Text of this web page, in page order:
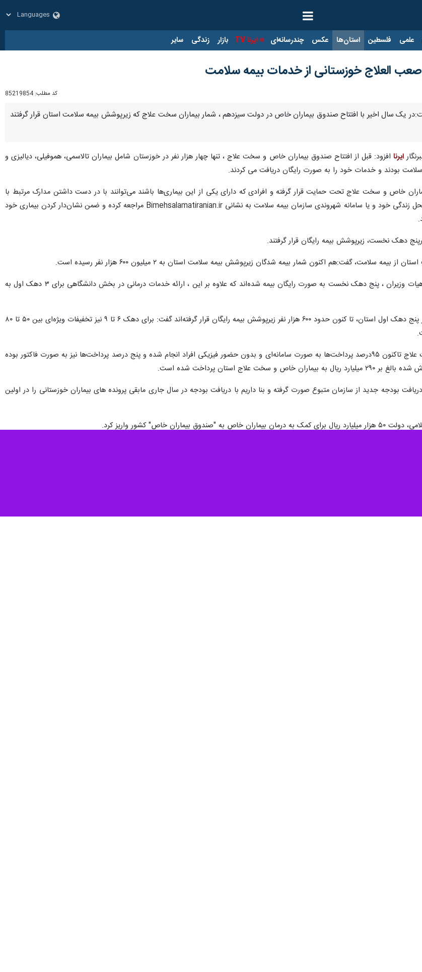
علمی فلسطین استان‌ها عکس چندرسانه‌ای ایرنا TV بازار زندگی سایر
کد مطلب: 85219854
یک سال اخیر با افتتاح صندوق بیماران خاص در دولت سیزدهم ، شمار بیماران سخت علاج که زیرپوشش بیمه سلامت استان قرار گرفتند
ایرناافزود: قبل از افتتاح صندوق بیماران خاص و سخت علاج ، تنها چهار هزار نفر در خوزستان شامل بیماران تالاسمی، هموفیلی، دیالیزی و
بودند و خدمات خود را به صورت رایگان دریافت می کردند.
صندوق بیماران خاص و سخت علاج تحت حمایت قرار گرفته و افرادی که دارای یکی از این بیماری‌ها باشند می‌توانند با در دست داشتن مدارک مرتبط با
بیماری خود به تمامی اداره های بیمه سلامت در محل زندگی خود و یا سامانه شهروندی سازمان بیمه سلامت به نشانی Bimehsalamatiranian.ir مراجعه کرده و ضمن نشان‌دار کردن بیماری خود
سلامت، گفت:هم اکنون شمار بیمه شدگان زیرپوشش بیمه سلامت استان به ۲ میلیون ۶۰۰ هزار نفر رسیده است.
مدیرکل بیمه سلامت خوزستان افزود:طبق مصوبه هیات وزیران ، پنج دهک نخست به صورت رایگان بیمه شده‌اند که علاوه بر این ، ارائه خدمات درمانی در بخش دانشگاهی برای ۳ دهک اول به
مدیرکل بیمه سلامت خوزستان با اشاره به اینکه در پنج دهک اول استان، تا کنون حدود ۶۰۰ هزار نفر زیرپوشش بیمه رایگان قرار گرفته‌اند گفت: برای دهک ۶ تا ۹ نیز تخفیفات ویژه‌ای بین ۵۰ تا ۸۰
وی بیان داشت: در صندوق بیماران خاص و سخت علاج تاکنون ۹۵درصد پرداخت‌ها به صورت سامانه‌ای و بدون حضور فیزیکی افراد انجام شده و پنج درصد پرداخت‌ها نیز به صورت فاکتور بوده
بودجه جدید از سازمان متبوع صورت گرفته و بنا داریم با دریافت بودجه در سال جاری مابقی پرونده های بیماران خوزستانی را در اولین
بیماران خاص" کشور واریز کرد.